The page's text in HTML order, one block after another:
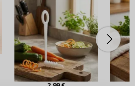
REGISTRIEREN